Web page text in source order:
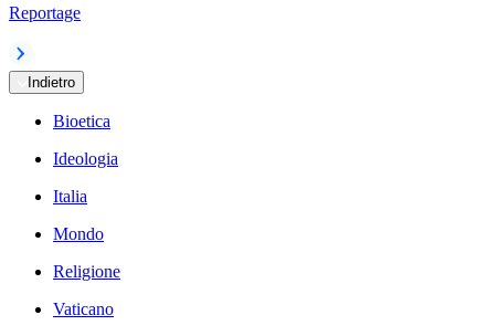
Reportage
Indietro
Bioetica
Ideologia
Italia
Mondo
Religione
Vaticano